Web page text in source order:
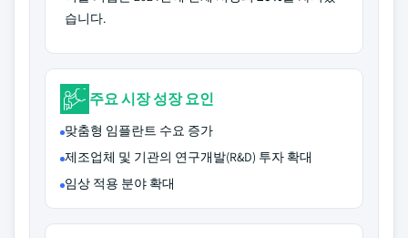
습니다.
주요 시장 성장 요인
맞춤형 임플란트 수요 증가
제조업체 및 기관의 연구개발(R&D) 투자 확대
임상 적용 분야 확대